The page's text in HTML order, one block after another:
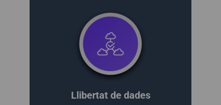
Llibertat de dades